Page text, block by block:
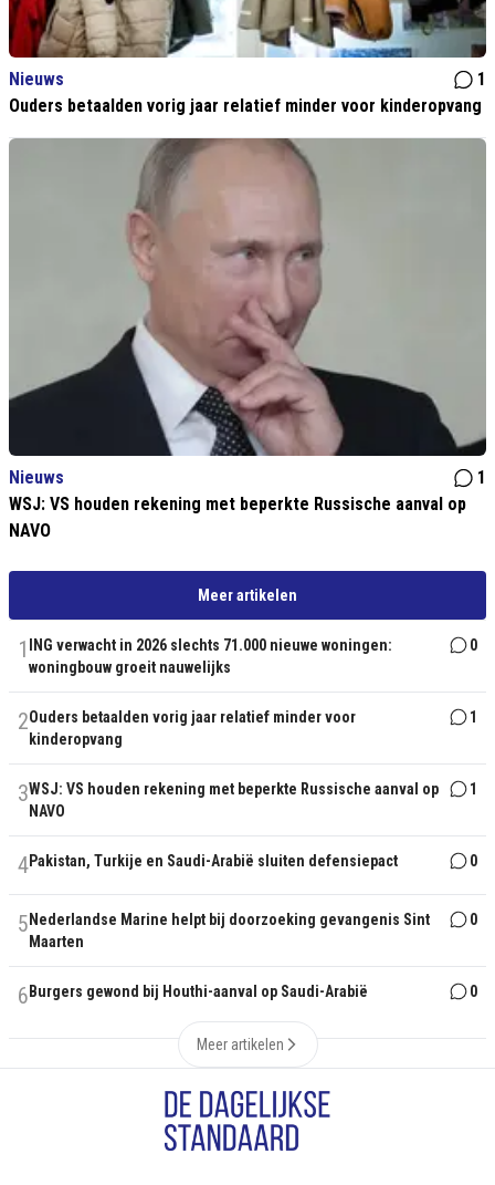
Nieuws
1
Ouders betaalden vorig jaar relatief minder voor kinderopvang
Nieuws
1
WSJ: VS houden rekening met beperkte Russische aanval op
NAVO
Meer artikelen
1
ING verwacht in 2026 slechts 71.000 nieuwe woningen:
woningbouw groeit nauwelijks
0
2Ouders betaalden vorig jaar relatief minder voor
kinderopvang
1
3WSJ: VS houden rekening met beperkte Russische aanval op
NAVO
1
4Pakistan, Turkije en Saudi-Arabië sluiten defensiepact 0
5 Nederlandse Marine helpt bij doorzoeking gevangenis Sint
Maarten
0
6 Burgers gewond bij Houthi-aanval op Saudi-Arabië 0
Meer artikelen